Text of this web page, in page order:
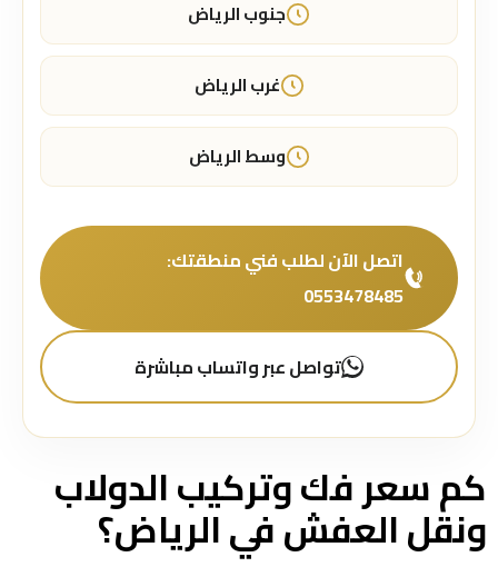
جنوب الرياض
غرب الرياض
وسط الرياض
اتصل الآن لطلب فني منطقتك:
0553478485
تواصل عبر واتساب مباشرة
كم سعر فك وتركيب الدولاب
ونقل العفش في الرياض؟